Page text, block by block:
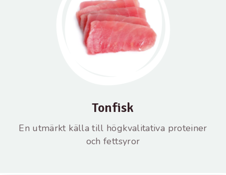
Tonfisk
En utmärkt källa till högkvalitativa proteiner
och fettsyror